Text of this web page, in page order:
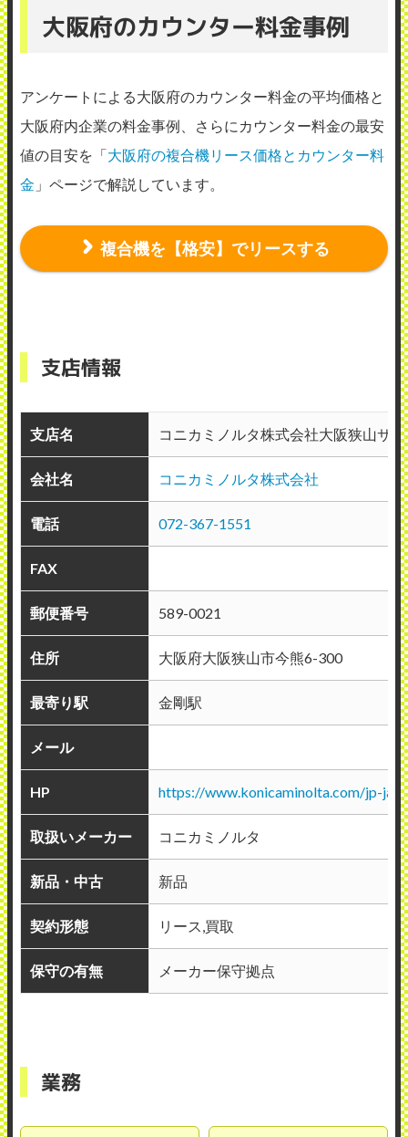
大阪府のカウンター料金事例
アンケートによる大阪府のカウンター料金の平均価格と
大阪府内企業の料金事例、さらにカウンター料金の最安
値の目安を「大阪府の複合機リース価格とカウンター料
金 」ページで解説しています。
複合機を【格安】でリースする
支店情報
支店名 コニカミノルタ株式会社大阪狭山サ
会社名 コニカミノルタ株式会社
電話 072-367-1551
FAX
郵便番号 589-0021
住所 大阪府大阪狭山市今熊6-300
最寄り駅 金剛駅
メール
HP https://www.konicaminolta.com/jp-ja/
取扱いメーカー コニカミノルタ
新品・中古 新品
契約形態 リース,買取
保守の有無 メーカー保守拠点
業務